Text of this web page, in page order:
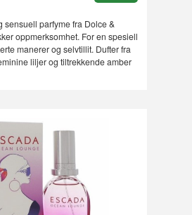
sensuell parfyme fra Dolce &
oppmerksomhet. For en spesiell
manerer og selvtillit. Dufter fra
liljer og tiltrekkende amber